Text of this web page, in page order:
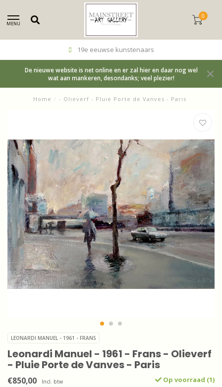
MENU
0
19e eeuwse kunstenaars
De nieuwe website is net online en er zal hier en daar nog wel
wat aan mankeren, desondanks; veel plezier!
Home / - Olieverf - Pluie Porte de Vanves - Paris
LEONARDI MANUEL - 1961 - FRANS
Leonardi Manuel - 1961 - Frans - Olieverf
- Pluie Porte de Vanves - Paris
€850,00 Incl. btw Op voorraad (1)